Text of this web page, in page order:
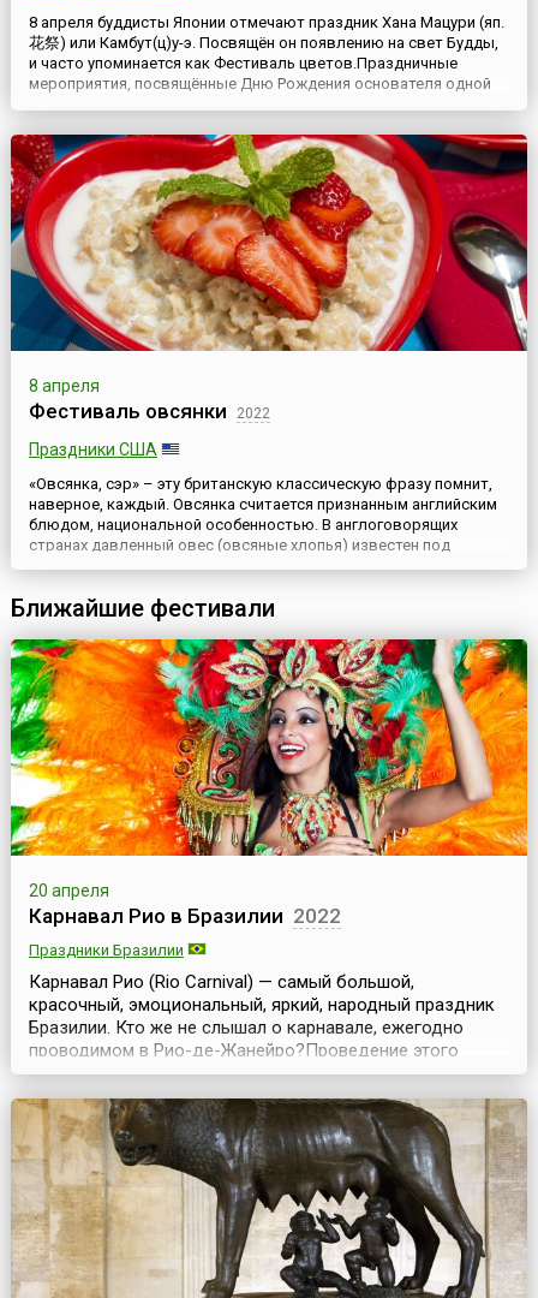
8 апреля буддисты Японии отмечают праздник Хана Мацури (яп.
花祭) или Камбут(ц)у-э. Посвящён он появлению на свет Будды,
и часто упоминается как Фестиваль цветов.Праздничные
мероприятия, посвящённые Дню Рождения основателя одной
церемониальные действия, проводящиеся в этот ден...
8 апреля
Фестиваль овсянки 2022
Праздники США
«Овсянка, сэр» – эту британскую классическую фразу помнит,
наверное, каждый. Овсянка считается признанным английским
блюдом, национальной особенностью. В англоговорящих
странах давленный овес (овсяные хлопья) известен под
названием «протестантский овес» (англ. Quakers oats). Так же
Альбион может похвастать своей любовью к этому
замечательному...
Ближайшие фестивали
20 апреля
Карнавал Рио в Бразилии 2022
Праздники Бразилии
Карнавал Рио (Rio Carnival) — самый большой,
красочный, эмоциональный, яркий, народный праздник
Бразилии. Кто же не слышал о карнавале, ежегодно
проводимом в Рио-де-Жанейро?Проведение этого
грандиозного праздника ежегодно приходится на
разную дату, которая связана с днем Пасхи.Официально
карнавал начинается в предшествующую Великому
посту пятницу и продолжается в течение пяти дней. А на
сл...